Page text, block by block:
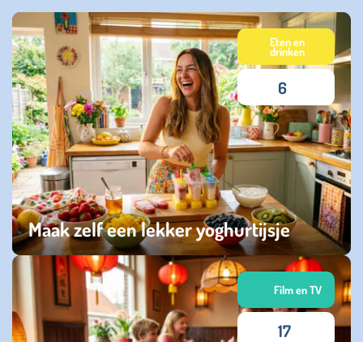
Maak zelf een lekker yoghurtijsje
donderdag 16 juli 2026
Eten en
drinken
6
Film en TV
17